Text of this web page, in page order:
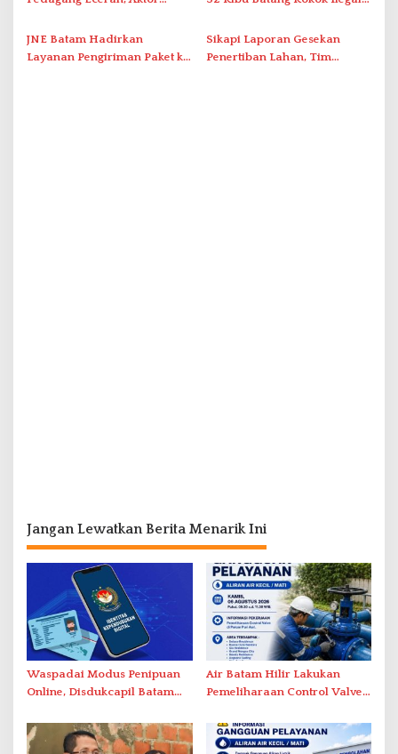
Tersentuh?
JNE Batam Hadirkan
Layanan Pengiriman Paket ke
Sikapi Laporan Gesekan
Penertiban Lahan, Tim
Jangan Lewatkan Berita Menarik Ini
Waspadai Modus Penipuan
Online, Disdukcapil Batam
Tatap Muka
Air Batam Hilir Lakukan
Pemeliharaan Control Valve,